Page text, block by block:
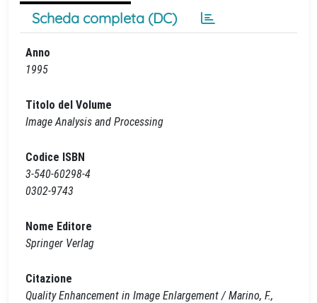
Scheda completa (DC)
Anno
1995
Titolo del Volume
Image Analysis and Processing
Codice ISBN
3-540-60298-4
0302-9743
Nome Editore
Springer Verlag
Citazione
Quality Enhancement in Image Enlargement / Marino, F.,